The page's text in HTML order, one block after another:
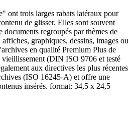
ont trois larges rabats latéraux pour
de glisser. Elles sont souvent
regroupés par thèmes de
affiches, graphiques, dessins, images ou
en qualité Premium Plus de
vieillissement (DIN ISO 9706 et testé
aux directives les plus récentes
(ISO 16245-A) et offre une
insérés. format: 34,5 x 24,5